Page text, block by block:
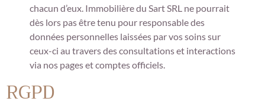
chacun d’eux. Immobilière du Sart SRL ne pourrait
dès lors pas être tenu pour responsable des
données personnelles laissées par vos soins sur
ceux-ci au travers des consultations et interactions
via nos pages et comptes officiels.
RGPD